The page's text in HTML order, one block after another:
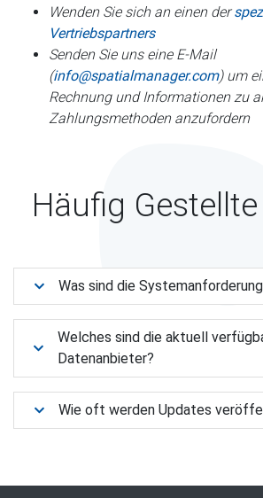
Wenden Sie sich an einen der
Vertriebspartners
Senden Sie uns eine E-Mail
(info@spatialmanager.com) um
Rechnung und Informationen zu
Zahlungsmethoden anzufordern
Häufig
Was sind die
Welches sind die aktuell
Datenanbieter?
Wie oft werden Updates